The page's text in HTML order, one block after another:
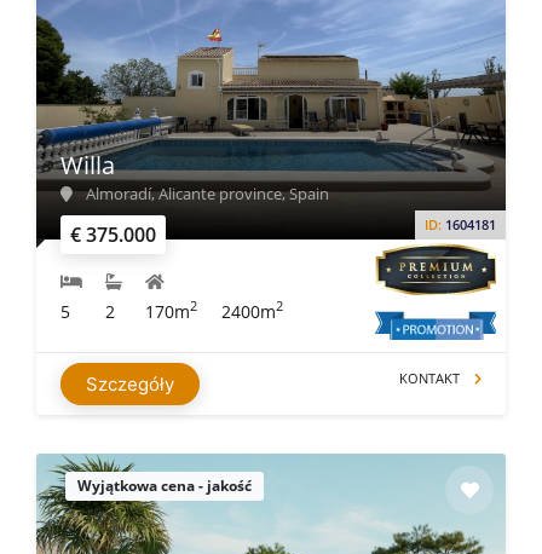
tradycyjną kuchnią hiszpańską, Zarra ma coś do
zaoferowania. Jego spokojna okolica i bogate dziedzictwo
kulturowe sprawiają, że jest to idealne miejsce dla osób
poszukujących wyjątkowych i niecodziennych wrażeń w
Walencji.
€ 375.000 ID: 1604181
Willa
Almoradí, Alicante province, Spain
5 2 170m2 2400m2
Szczegóły KONTAKT
Wyjątkowa cena - jakość